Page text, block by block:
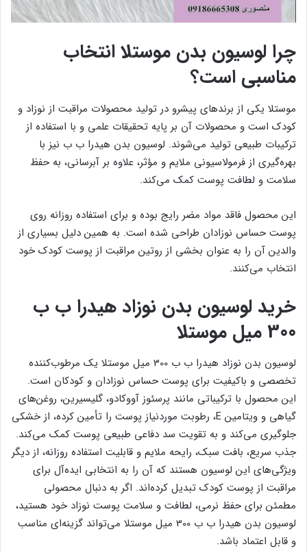
چرا لوسیون بدن موستلا انتخاب
مناسبی است؟
موستلا یکی از برندهای پیشرو در تولید محصولات مراقبت از نوزاد و
کودک است و محصولات آن بر پایه تحقیقات علمی و با استفاده از
ترکیبات طبیعی تولید می‌شوند. لوسیون بدن هیدرا ب ب نیز با
بهره‌گیری از فرمولاسیونی ملایم و مؤثر، علاوه بر آبرسانی، به حفظ
سلامت و لطافت پوست کمک می‌کند.
این محصول فاقد مواد مضر رایج بوده و برای استفاده روزانه روی
پوست حساس نوزادان طراحی شده است. به همین دلیل بسیاری از
والدین آن را به عنوان بخشی از روتین مراقبت از پوست کودک خود
انتخاب می‌کنند.
خرید لوسیون بدن نوزاد هیدرا ب ب
300 میل موستلا
لوسیون بدن نوزاد هیدرا ب ب 300 میل موستلا یک مرطوب‌کننده
تخصصی و باکیفیت برای پوست حساس نوزادان و کودکان است.
این محصول با ترکیباتی مانند پرسئوز آووکادو، گلیسیرین، روغن‌های
گیاهی و ویتامین E، رطوبت موردنیاز پوست را تأمین کرده، از خشکی
جلوگیری می‌کند و به تقویت سد دفاعی طبیعی پوست کمک می‌کند.
جذب سریع، بافت سبک، رایحه ملایم و قابلیت استفاده روزانه، از دیگر
ویژگی‌های این لوسیون هستند که آن را به انتخابی ایده‌آل برای
مراقبت از پوست کودک تبدیل کرده‌اند. اگر به دنبال محصولی
مطمئن برای حفظ نرمی، لطافت و سلامت پوست نوزاد خود هستید،
لوسیون بدن هیدرا ب ب 300 میل موستلا می‌تواند گزینه‌ای مناسب
و قابل اعتماد باشد.